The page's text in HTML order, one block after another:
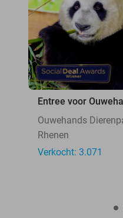
Entree voor
Ouwehands
Rhenen
Verkocht: 3.071